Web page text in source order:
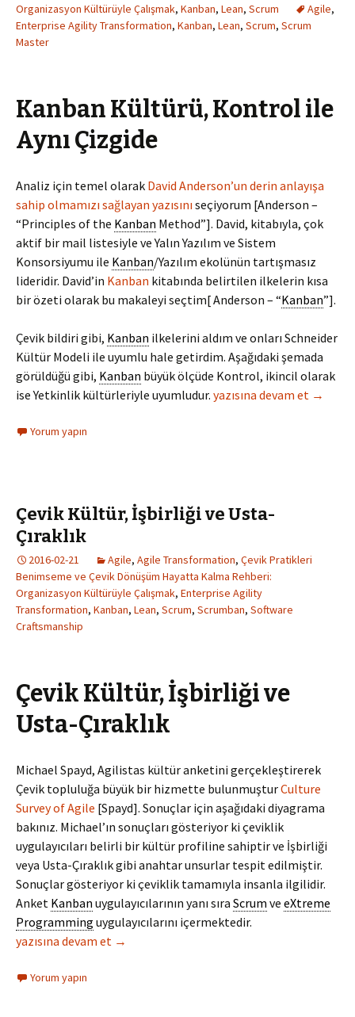
Organizasyon Kültürüyle Çalışmak, Kanban, Lean, Scrum Agile,
Enterprise Agility Transformation, Kanban, Lean, Scrum, Scrum
Master
Kanban Kültürü, Kontrol ile
Aynı Çizgide
Analiz için temel olarak David Anderson’un derin anlayışa
sahip olmamızı sağlayan yazısınıseçiyorum [Anderson –
“Principles of the Kanban Method”]. David, kitabıyla, çok
aktif bir mail listesiyle ve Yalın Yazılım ve Sistem
Konsorsiyumu ile Kanban/Yazılım ekolünün tartışmasız
lideridir. David’in Kanban kitabında belirtilen ilkelerin kısa
bir özeti olarak bu makaleyi seçtim[ Anderson – “Kanban”].
Çevik bildiri gibi, Kanban ilkelerini aldım ve onları Schneider
Kültür Modeli ile uyumlu hale getirdim. Aşağıdaki şemada
görüldüğü gibi, Kanban büyük ölçüde Kontrol, ikincil olarak
ise Yetkinlik kültürleriyle uyumludur. Kanban Kültürü, Kontrol
yazısına devam et →
Yorum yapın
Çevik Kültür, İşbirliği ve Usta-
Çıraklık
2016-02-21 Agile, Agile Transformation, Çevik Pratikleri
Benimseme ve Çevik Dönüşüm Hayatta Kalma Rehberi:
Organizasyon Kültürüyle Çalışmak, Enterprise Agility
Transformation, Kanban, Lean, Scrum, Scrumban, Software
Craftsmanship
Çevik Kültür, İşbirliği ve
Usta-Çıraklık
Michael Spayd, Agilistas kültür anketini gerçekleştirerek
Çevik topluluğa büyük bir hizmette bulunmuşturCulture
Survey of Agile [Spayd]. Sonuçlar için aşağıdaki diyagrama
bakınız. Michael’ın sonuçları gösteriyor ki çeviklik
uygulayıcıları belirli bir kültür profiline sahiptir ve İşbirliği
veya Usta-Çıraklık gibi anahtar unsurlar tespit edilmiştir.
Sonuçlar gösteriyor ki çeviklik tamamıyla insanla ilgilidir.
Anket Kanban uygulayıcılarının yanı sıra Scrum ve eXtreme
Programming uygulayıcılarını içermektedir.
Çevik Kültür, İşbirliği ve Usta-Çıraklık
yazısına devam et →
Yorum yapın